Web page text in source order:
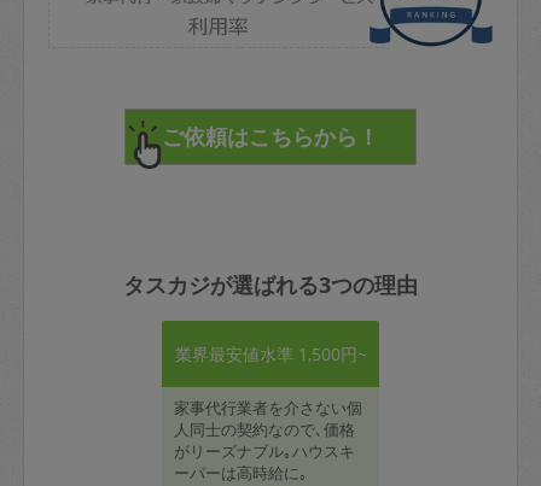
タスカジが選ばれる3つの理由
業界最安値水準 1,500円~
家事代行業者を介さない個
人同士の契約なので､価格
がリーズナブル｡ハウスキ
ーパーは高時給に｡